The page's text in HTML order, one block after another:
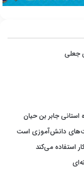
جعلی
دانش‌آموزی است
استفاده می‌کند